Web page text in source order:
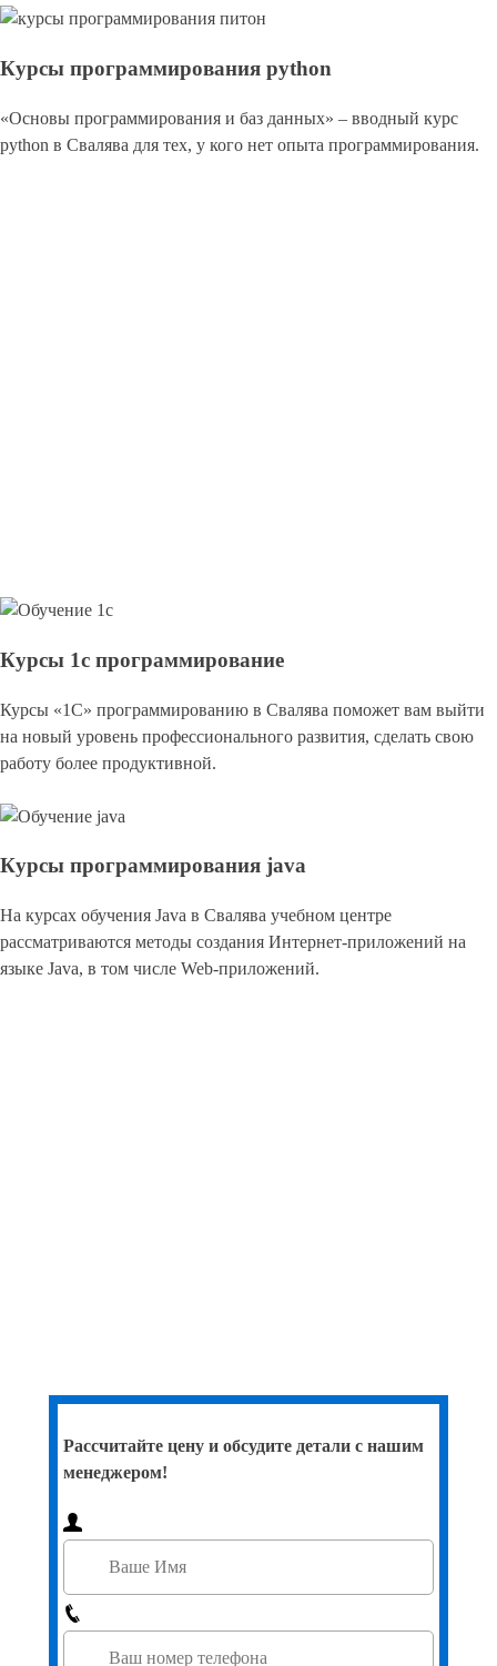
Курсы программирования python
«Основы программирования и баз данных» – вводный курс
python в Свалява для тех, у кого нет опыта программирования.
Курсы 1с программирование
Курсы «1С» программированию в Свалява поможет вам выйти
на новый уровень профессионального развития, сделать свою
работу более продуктивной.
Курсы программирования java
На курсах обучения Java в Свалява учебном центре
рассматриваются методы создания Интернет-приложений на
языке Java, в том числе Web-приложений.
Рассчитайте цену и обсудите детали с нашим
менеджером!